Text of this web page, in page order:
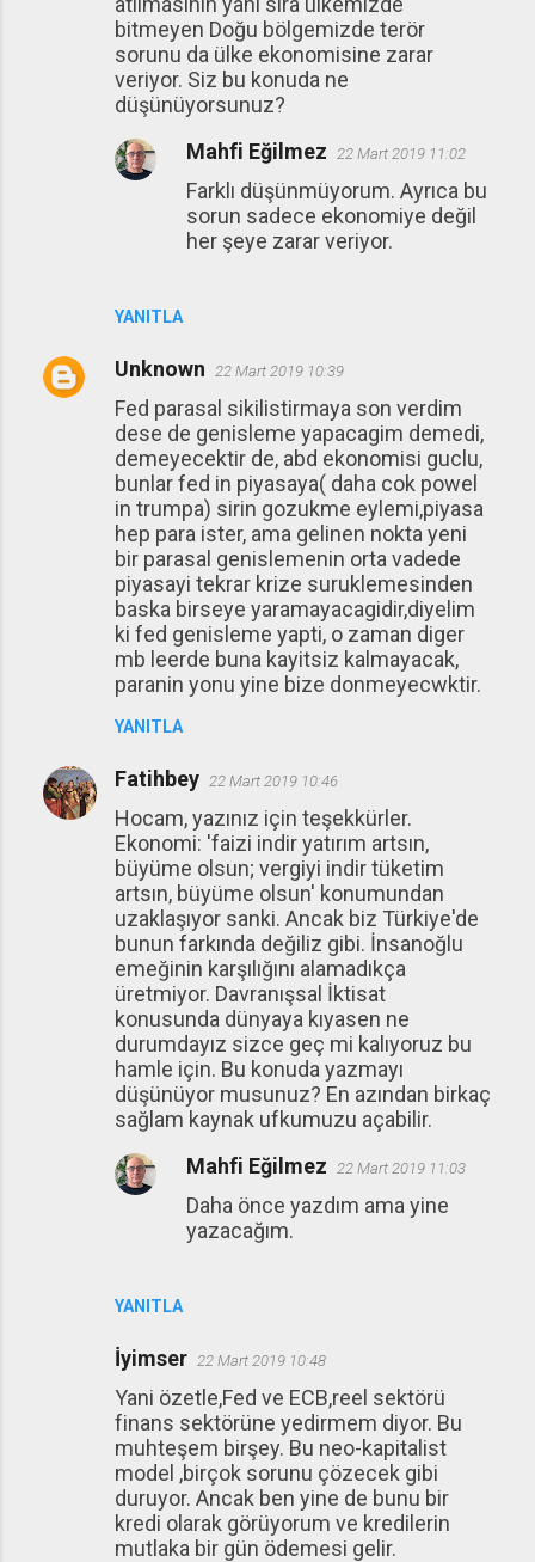
bitmeyen Doğu bölgemizde terör
sorunu da ülke ekonomisine zarar
veriyor. Siz bu konuda ne
düşünüyorsunuz?
YANITLA
Mahfi Eğilmez 22 Mart 2019 11:02
Farklı düşünmüyorum. Ayrıca bu
sorun sadece ekonomiye değil
her şeye zarar veriyor.
Unknown 22 Mart 2019 10:39
Fed parasal sikilistirmaya son verdim
dese de genisleme yapacagim demedi,
demeyecektir de, abd ekonomisi guclu,
bunlar fed in piyasaya( daha cok powel
in trumpa) sirin gozukme eylemi,piyasa
hep para ister, ama gelinen nokta yeni
bir parasal genislemenin orta vadede
piyasayi tekrar krize suruklemesinden
baska birseye yaramayacagidir,diyelim
ki fed genisleme yapti, o zaman diger
mb leerde buna kayitsiz kalmayacak,
paranin yonu yine bize donmeyecwktir.
YANITLA
Fatihbey 22 Mart 2019 10:46
Hocam, yazınız için teşekkürler.
Ekonomi: 'faizi indir yatırım artsın,
büyüme olsun; vergiyi indir tüketim
artsın, büyüme olsun' konumundan
uzaklaşıyor sanki. Ancak biz Türkiye'de
bunun farkında değiliz gibi. İnsanoğlu
emeğinin karşılığını alamadıkça
üretmiyor. Davranışsal İktisat
konusunda dünyaya kıyasen ne
durumdayız sizce geç mi kalıyoruz bu
hamle için. Bu konuda yazmayı
düşünüyor musunuz? En azından birkaç
sağlam kaynak ufkumuzu açabilir.
YANITLA
Mahfi Eğilmez 22 Mart 2019 11:03
Daha önce yazdım ama yine
yazacağım.
İyimser 22 Mart 2019 10:48
Yani özetle,Fed ve ECB,reel sektörü
finans sektörüne yedirmem diyor. Bu
muhteşem birşey. Bu neo-kapitalist
model ,birçok sorunu çözecek gibi
duruyor. Ancak ben yine de bunu bir
kredi olarak görüyorum ve kredilerin
mutlaka bir gün ödemesi gelir.